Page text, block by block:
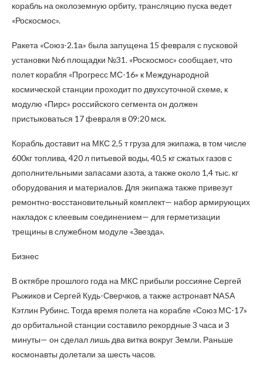
корабль на околоземную орбиту, трансляцию пуска ведет
«Роскосмос».
Ракета «Союз-2.1а» была запущена 15 февраля с пусковой
установки №6 площадки №31. «Роскосмос» сообщает, что
полет корабля «Прогресс МС-16» к Международной
космической станции проходит по двухсуточной схеме, к
модулю «Пирс» российского сегмента он должен
пристыковаться 17 февраля в 09:20 мск.
Корабль доставит на МКС 2,5 т груза для экипажа, в том числе
600кг топлива, 420 л питьевой воды, 40,5 кг сжатых газов с
дополнительными запасами азота, а также около 1,4 тыс. кг
оборудования и материалов. Для экипажа также привезут
ремонтно-восстановительный комплект— набор армирующих
накладок с клеевым соединением— для герметизации
трещины в служебном модуле «Звезда».
Бизнес
В октябре прошлого года на МКС прибыли россияне Сергей
Рыжиков и Сергей Кудь-Сверчков, а также астронавт NASA
Кэтлин Рубинс. Тогда время полета на корабле «Союз МС-17»
до орбитальной станции составило рекордные 3 часа и 3
минуты— он сделал лишь два витка вокруг Земли. Раньше
космонавты долетали за шесть часов.